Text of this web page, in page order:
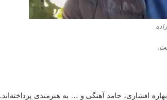
افشاری، حامد آهنگی و … به هنرمندی پرداخته‌اند.